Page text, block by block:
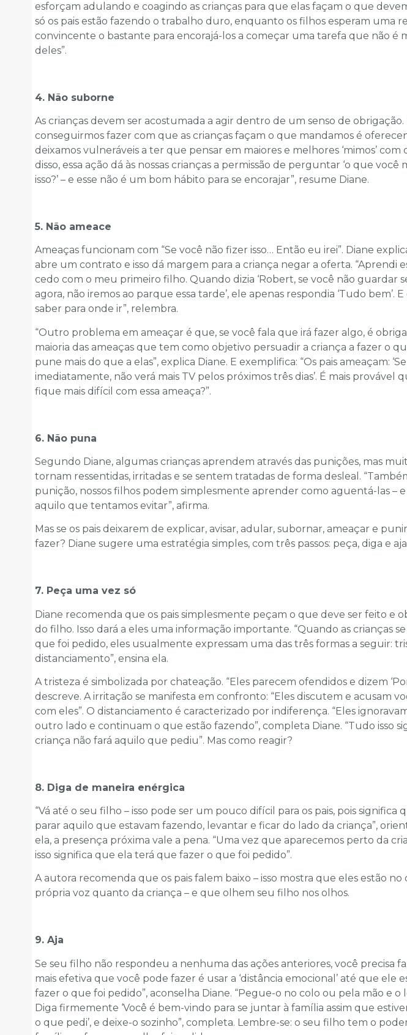
esforçam adulando e coagindo as crianças para que elas façam o que
só os pais estão fazendo o trabalho duro, enquanto os filhos esperam uma
convincente o bastante para encorajá-los a começar uma tarefa que não é
deles”.
4. Não suborne
As crianças devem ser acostumada a agir dentro de um senso de obrigação.
conseguirmos fazer com que as crianças façam o que mandamos é
deixamos vulneráveis a ter que pensar em maiores e melhores ‘mimos’ com
disso, essa ação dá às nossas crianças a permissão de perguntar ‘o que você
isso?’ – e esse não é um bom hábito para se encorajar”, resume Diane.
5. Não ameace
Ameaças funcionam com “Se você não fizer isso… Então eu irei”. Diane
abre um contrato e isso dá margem para a criança negar a oferta. “Aprendi
cedo com o meu primeiro filho. Quando dizia ‘Robert, se você não guardar
agora, não iremos ao parque essa tarde’, ele apenas respondia ‘Tudo bem’.
saber para onde ir”, relembra.
“Outro problema em ameaçar é que, se você fala que irá fazer algo, é
maioria das ameaças que tem como objetivo persuadir a criança a fazer o
pune mais do que a elas”, explica Diane. E exemplifica: “Os pais ameaçam:
imediatamente, não verá mais TV pelos próximos três dias’. É mais provável
fique mais difícil com essa ameaça?”.
6. Não puna
Segundo Diane, algumas crianças aprendem através das punições, mas
tornam ressentidas, irritadas e se sentem tratadas de forma desleal.
punição, nossos filhos podem simplesmente aprender como aguentá-las –
aquilo que tentamos evitar”, afirma.
Mas se os pais deixarem de explicar, avisar, adular, subornar, ameaçar e
fazer? Diane sugere uma estratégia simples, com três passos: peça, diga e
7. Peça uma vez só
Diane recomenda que os pais simplesmente peçam o que deve ser feito e
do filho. Isso dará a eles uma informação importante. “Quando as crianças
que foi pedido, eles usualmente expressam uma das três formas a seguir:
distanciamento”, ensina ela.
A tristeza é simbolizada por chateação. “Eles parecem ofendidos e dizem
descreve. A irritação se manifesta em confronto: “Eles discutem e acusam
com eles”. O distanciamento é caracterizado por indiferença. “Eles
outro lado e continuam o que estão fazendo”, completa Diane. “Tudo isso
criança não fará aquilo que pediu”. Mas como reagir?
8. Diga de maneira enérgica
“Vá até o seu filho – isso pode ser um pouco difícil para os pais, pois significa
parar aquilo que estavam fazendo, levantar e ficar do lado da criança”,
ela, a presença próxima vale a pena. “Uma vez que aparecemos perto da
isso significa que ela terá que fazer o que foi pedido”.
A autora recomenda que os pais falem baixo – isso mostra que eles estão
própria voz quanto da criança – e que olhem seu filho nos olhos.
9. Aja
Se seu filho não respondeu a nenhuma das ações anteriores, você precisa
mais efetiva que você pode fazer é usar a ‘distância emocional’ até que ele
fazer o que foi pedido”, aconselha Diane. “Pegue-o no colo ou pela mão e o
Diga firmemente ‘Você é bem-vindo para se juntar à família assim que
o que pedi’, e deixe-o sozinho”, completa. Lembre-se: o seu filho tem o